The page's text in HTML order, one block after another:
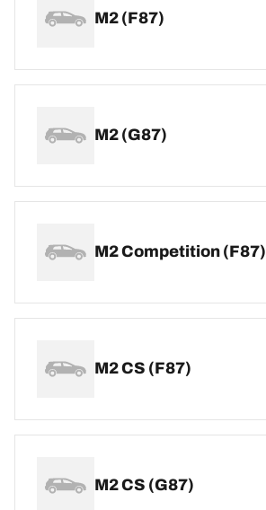
M2 (F87)
M2 (G87)
M2 Competition (F87)
M2 CS (F87)
M2 CS (G87)